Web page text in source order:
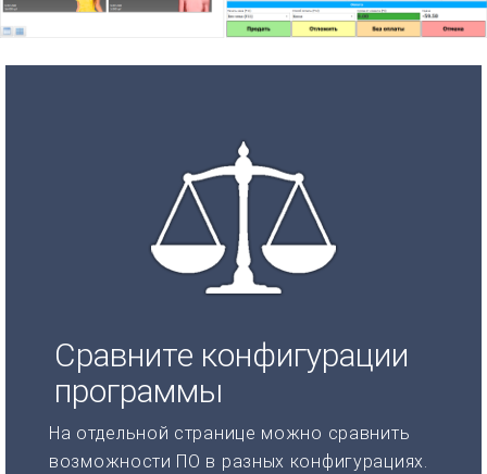
Сравните конфигурации
программы
На отдельной странице можно сравнить
возможности ПО в разных конфигурациях.